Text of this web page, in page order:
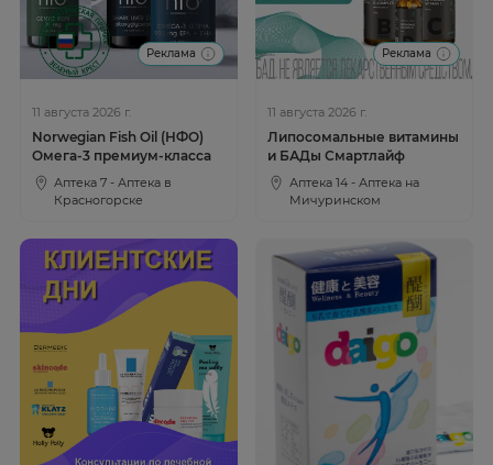
Реклама
11 августа 2026 г.
Norwegian Fish Oil (НФО)
Омега-3 премиум-класса
Аптека 7 - Аптека в
Красногорске
Реклама
11 августа 2026 г.
Липосомальные витамины
и БАДы Смартлайф
Аптека 14 - Аптека на
Мичуринском